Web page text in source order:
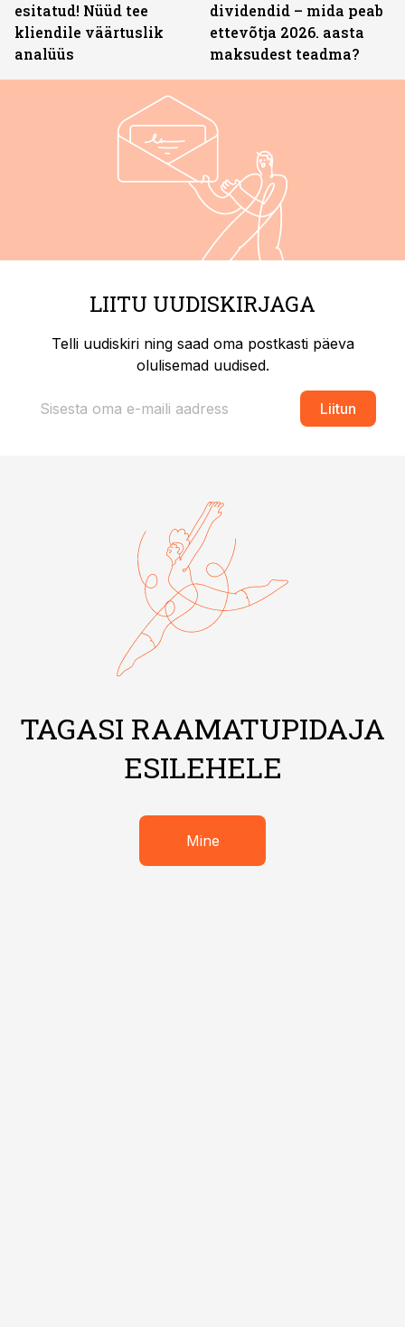
esitatud! Nüüd tee
kliendile väärtuslik
analüüs
dividendid – mida peab
ettevõtja 2026. aasta
maksudest teadma?
LIITU UUDISKIRJAGA
Telli uudiskiri ning saad oma postkasti päeva
olulisemad uudised.
Liitun
TAGASI RAAMATUPIDAJA
ESILEHELE
Mine